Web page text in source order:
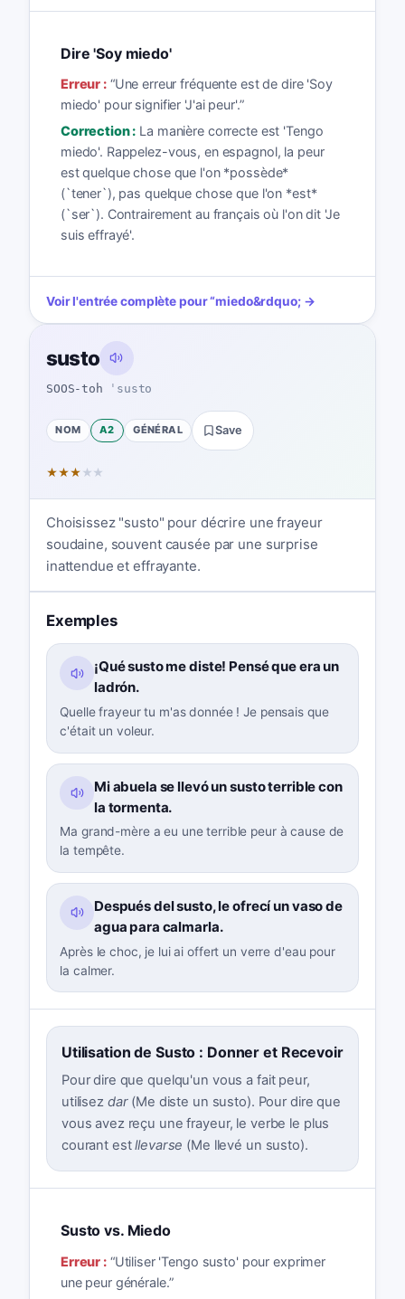
Dire 'Soy miedo'
Erreur :“Une erreur fréquente est de dire 'Soy
miedo' pour signifier 'J'ai peur'.”
Correction : La manière correcte est 'Tengo
miedo'. Rappelez-vous, en espagnol, la peur
est quelque chose que l'on *possède*
(`tener`), pas quelque chose que l'on *est*
(`ser`). Contrairement au français où l'on dit 'Je
suis effrayé'.
Voir l'entrée complète pour“miedo&rdquo; →
susto
SOOS-toh ˈsusto
NOM A2 GÉNÉRAL Save
★★★ ★ ★
Choisissez "susto" pour décrire une frayeur
soudaine, souvent causée par une surprise
inattendue et effrayante.
Exemples
¡Qué susto me diste! Pensé que era un
ladrón.
Quelle frayeur tu m'as donnée ! Je pensais que
c'était un voleur.
Mi abuela se llevó un susto terrible con
la tormenta.
Ma grand-mère a eu une terrible peur à cause de
la tempête.
Después del susto, le ofrecí un vaso de
agua para calmarla.
Après le choc, je lui ai offert un verre d'eau pour
la calmer.
Utilisation de Susto : Donner et Recevoir
Pour dire que quelqu'un vous a fait peur,
utilisez dar(Me diste un susto). Pour dire que
vous avez reçu une frayeur, le verbe le plus
courant estllevarse (Me llevé un susto).
Susto vs. Miedo
Erreur :“Utiliser 'Tengo susto' pour exprimer
une peur générale.”